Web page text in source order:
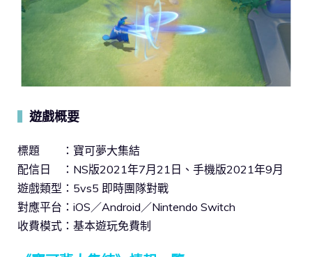
遊戲概要
標題 ：寶可夢大集結
配信日 ：NS版2021年7月21日、手機版2021年9月
遊戲類型：5vs5 即時團隊對戰
對應平台：iOS／Android／Nintendo Switch
收費模式：基本遊玩免費制